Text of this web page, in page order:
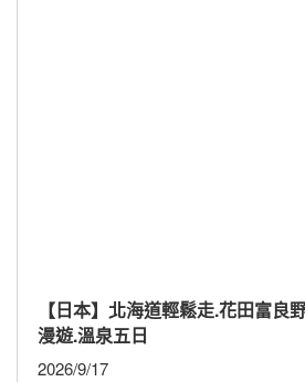
【日本】北海道輕鬆走.花田富良
漫遊.溫泉五日
2026/9/17